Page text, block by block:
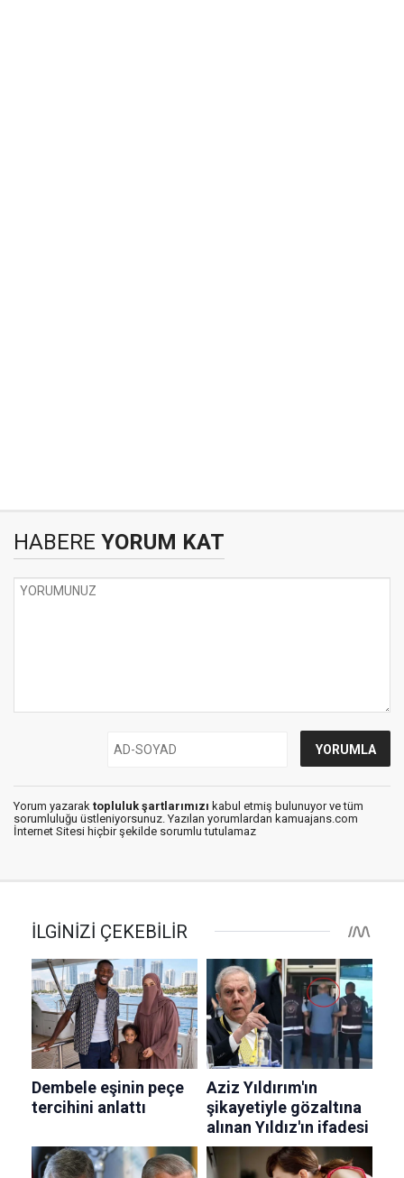
HABERE YORUM KAT
Yorum yazarak topluluk şartlarımızı kabul etmiş bulunuyor ve tüm
sorumluluğu üstleniyorsunuz. Yazılan yorumlardan kamuajans.com
İnternet Sitesi hiçbir şekilde sorumlu tutulamaz